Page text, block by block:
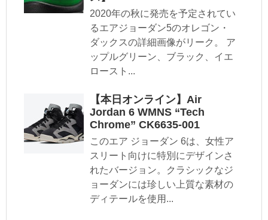
2020年の秋に発売を予定されてい
るエアジョーダン5のオレゴン・
ダックスの詳細画像がリーク。 ア
ップルグリーン、ブラック、イエ
ロースト...
【本日オンライン】Air
Jordan 6 WMNS “Tech
Chrome” CK6635-001
このエア ジョーダン 6は、女性ア
スリート向けに特別にデザインさ
れたバージョン。クラシックなジ
ョーダンには珍しい上質な素材の
ディテールを使用...